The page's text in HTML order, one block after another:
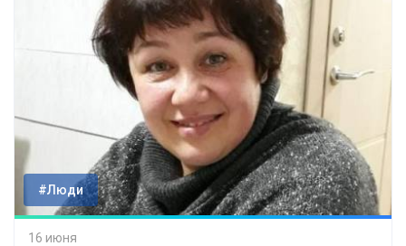
#Люди
16 июня